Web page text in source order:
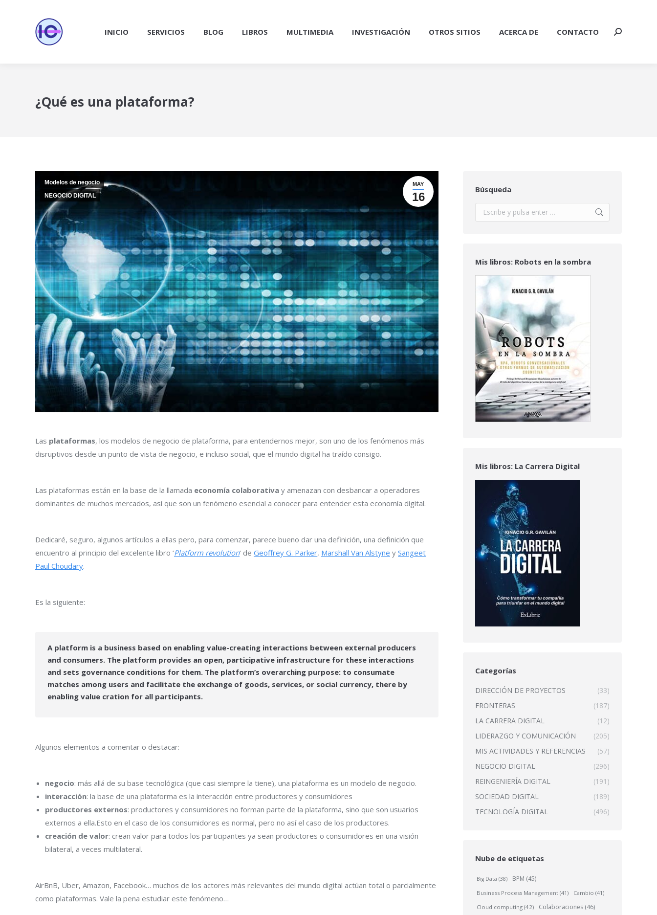
INICIO SERVICIOS BLOG LIBROS MULTIMEDIA INVESTIGACIÓN OTROS SITIOS ACERCA DE CONTACTO Buscar:
¿Qué es una plataforma?
MAY
16
Modelos de negocio
NEGOCIO DIGITAL
Las plataformas, los modelos de negocio de plataforma, para entendernos mejor, son uno de los fenómenos más
disruptivos desde un punto de vista de negocio, e incluso social, que el mundo digital ha traído consigo.
Las plataformas están en la base de la llamada economía colaborativa y amenazan con desbancar a operadores
dominantes de muchos mercados, así que son un fenómeno esencial a conocer para entender esta economía digital.
Dedicaré, seguro, algunos artículos a ellas pero, para comenzar, parece bueno dar una definición, una definición que
encuentro al principio del excelente libro ‘Platform revolution‘ de Geoffrey G. Parker, Marshall Van Alstyne y Sangeet
Paul Choudary.
Es la siguiente:
A platform is a business based on enabling value-creating interactions between external producers
and consumers. The platform provides an open, participative infrastructure for these interactions
and sets governance conditions for them. The platform’s overarching purpose: to consumate
matches among users and facilitate the exchange of goods, services, or social currency, there by
enabling value cration for all participants.
Algunos elementos a comentar o destacar:
negocio: más allá de su base tecnológica (que casi siempre la tiene), una plataforma es un modelo de negocio.
interacción: la base de una plataforma es la interacción entre productores y consumidores
productores externos: productores y consumidores no forman parte de la plataforma, sino que son usuarios
externos a ella.Esto en el caso de los consumidores es normal, pero no así el caso de los productores.
creación de valor: crean valor para todos los participantes ya sean productores o consumidores en una visión
bilateral, a veces multilateral.
AirBnB, Uber, Amazon, Facebook… muchos de los actores más relevantes del mundo digital actúan total o parcialmente
como plataformas. Vale la pena estudiar este fenómeno…
Búsqueda
Buscar:
Mis libros: Robots en la sombra
Mis libros: La Carrera Digital
Categorías
DIRECCIÓN DE PROYECTOS
(33)
FRONTERAS
(187)
LA CARRERA DIGITAL
(12)
LIDERAZGO Y COMUNICACIÓN
(205)
MIS ACTIVIDADES Y REFERENCIAS
(57)
NEGOCIO DIGITAL
(296)
REINGENIERÍA DIGITAL
(191)
SOCIEDAD DIGITAL
(189)
TECNOLOGÍA DIGITAL
(496)
Nube de etiquetas
Big Data (38) BPM (45)
Business Process Management (41) Cambio (41)
Cloud computing (42) Colaboraciones (46)